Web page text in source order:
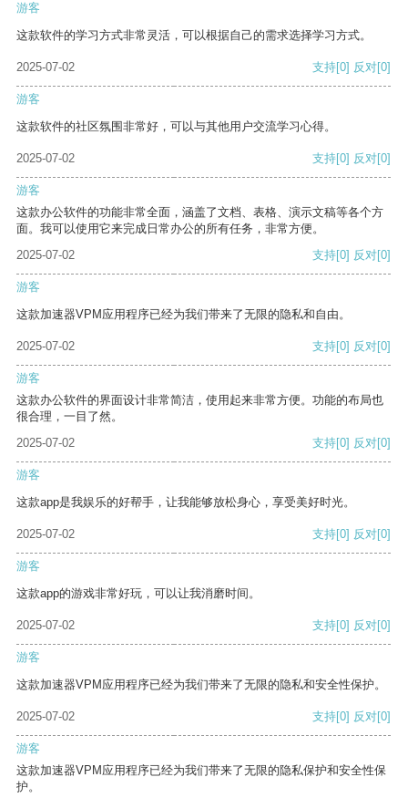
游客
这款软件的学习方式非常灵活，可以根据自己的需求选择学习方式。
2025-07-02 支持[0] 反对[0]
游客
这款软件的社区氛围非常好，可以与其他用户交流学习心得。
2025-07-02 支持[0] 反对[0]
游客
这款办公软件的功能非常全面，涵盖了文档、表格、演示文稿等各个方
面。我可以使用它来完成日常办公的所有任务，非常方便。
2025-07-02
支持[0] 反对[0]
游客
这款加速器VPM应用程序已经为我们带来了无限的隐私和自由。
2025-07-02 支持[0] 反对[0]
游客
这款办公软件的界面设计非常简洁，使用起来非常方便。功能的布局也
很合理，一目了然。
2025-07-02
支持[0] 反对[0]
游客
这款app是我娱乐的好帮手，让我能够放松身心，享受美好时光。
2025-07-02 支持[0] 反对[0]
游客
这款app的游戏非常好玩，可以让我消磨时间。
2025-07-02 支持[0] 反对[0]
游客
这款加速器VPM应用程序已经为我们带来了无限的隐私和安全性保护。
2025-07-02 支持[0] 反对[0]
游客
这款加速器VPM应用程序已经为我们带来了无限的隐私保护和安全性保
护。